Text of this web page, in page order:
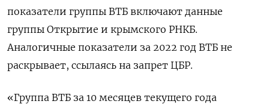
показатели группы ВТБ включают данные
группы Открытие и крымского РНКБ.
Аналогичные показатели за 2022 год ВТБ не
раскрывает, ссылаясь на запрет ЦБР.
«Группа ВТБ за 10 месяцев текущего года